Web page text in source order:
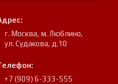
г. Москва, м. Люблино,
ул. Судакова, д.10
+7 (909) 6-333-555